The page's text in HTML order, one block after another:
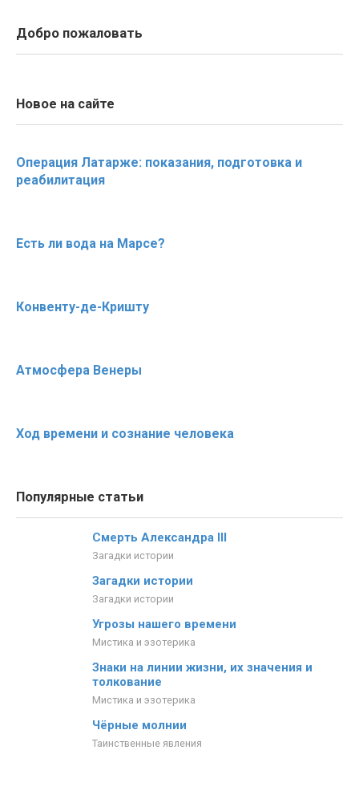
Добро пожаловать
Новое на сайте
Операция Латарже: показания, подготовка и
реабилитация
Есть ли вода на Марсе?
Конвенту-де-Кришту
Атмосфера Венеры
Ход времени и сознание человека
Популярные статьи
Смерть Александра III
Загадки истории
Загадки истории
Загадки истории
Угрозы нашего времени
Мистика и эзотерика
Знаки на линии жизни, их значения и
толкование
Мистика и эзотерика
Чёрные молнии
Таинственные явления